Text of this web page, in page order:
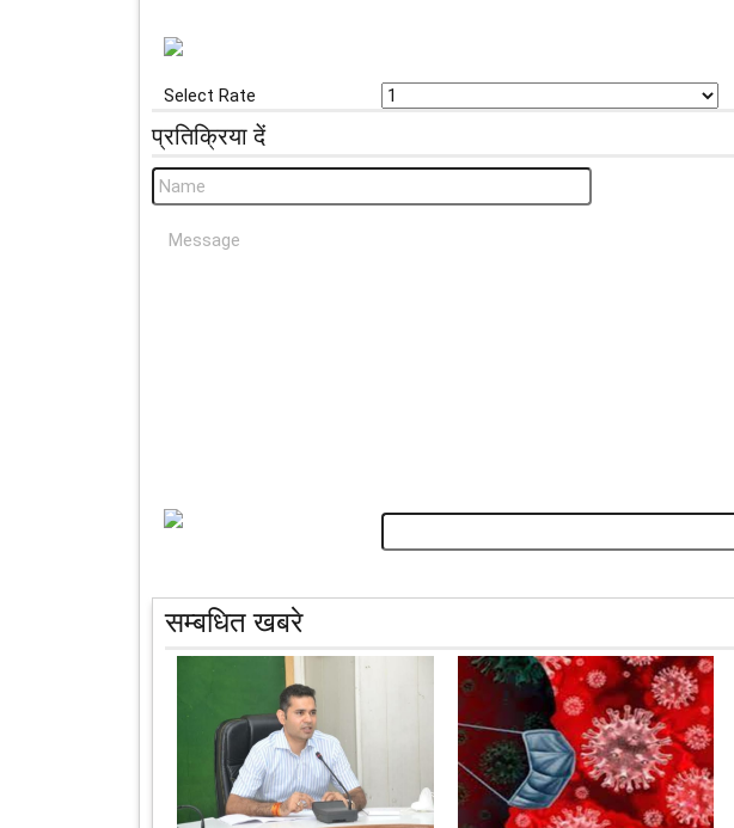
Select Rate
प्रतिक्रिया दें
सम्बधित खबरे